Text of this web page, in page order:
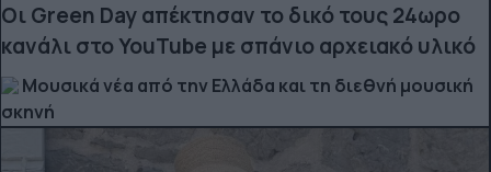
Οι Green Day απέκτησαν το δικό τους 24ωρο
κανάλι στο YouTube με σπάνιο αρχειακό υλικό
Μουσικά νέα από την Ελλάδα και τη διεθνή μουσική
σκηνή